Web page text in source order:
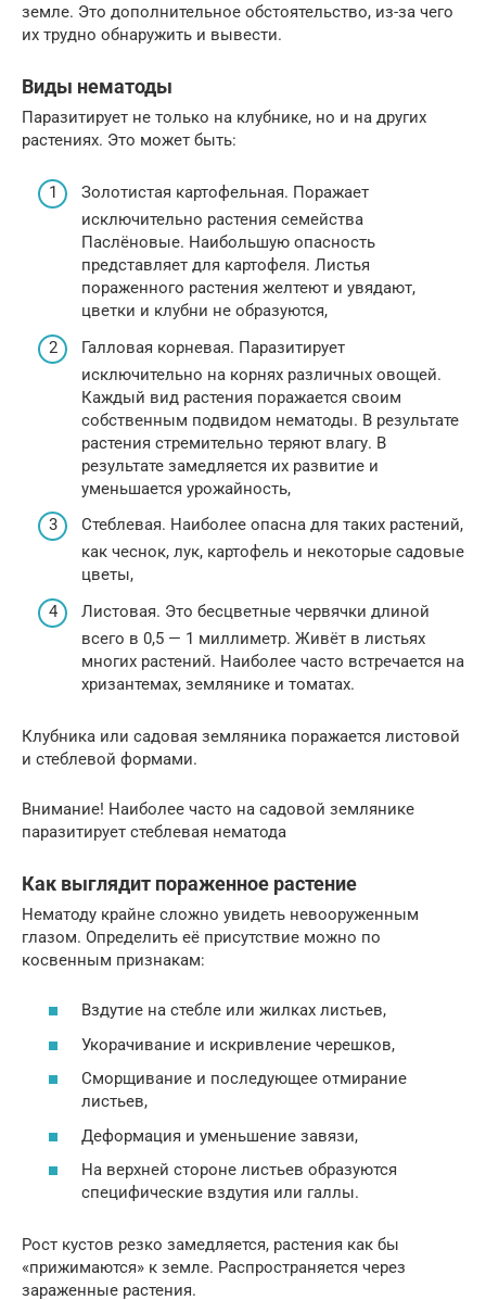
земле. Это дополнительное обстоятельство, из-за чего
их трудно обнаружить и вывести.
Виды нематоды
Паразитирует не только на клубнике, но и на других
растениях. Это может быть:
Золотистая картофельная. Поражает
исключительно растения семейства
Паслёновые. Наибольшую опасность
представляет для картофеля. Листья
пораженного растения желтеют и увядают,
цветки и клубни не образуются,
Галловая корневая. Паразитирует
исключительно на корнях различных овощей.
Каждый вид растения поражается своим
собственным подвидом нематоды. В результате
растения стремительно теряют влагу. В
результате замедляется их развитие и
уменьшается урожайность,
Стеблевая. Наиболее опасна для таких растений,
как чеснок, лук, картофель и некоторые садовые
цветы,
Листовая. Это бесцветные червячки длиной
всего в 0,5 — 1 миллиметр. Живёт в листьях
многих растений. Наиболее часто встречается на
хризантемах, землянике и томатах.
Клубника или садовая земляника поражается листовой
и стеблевой формами.
Внимание! Наиболее часто на садовой землянике
паразитирует стеблевая нематода
Как выглядит пораженное растение
Нематоду крайне сложно увидеть невооруженным
глазом. Определить её присутствие можно по
косвенным признакам:
Вздутие на стебле или жилках листьев,
Укорачивание и искривление черешков,
Сморщивание и последующее отмирание
листьев,
Деформация и уменьшение завязи,
На верхней стороне листьев образуются
специфические вздутия или галлы.
Рост кустов резко замедляется, растения как бы
«прижимаются» к земле. Распространяется через
зараженные растения.